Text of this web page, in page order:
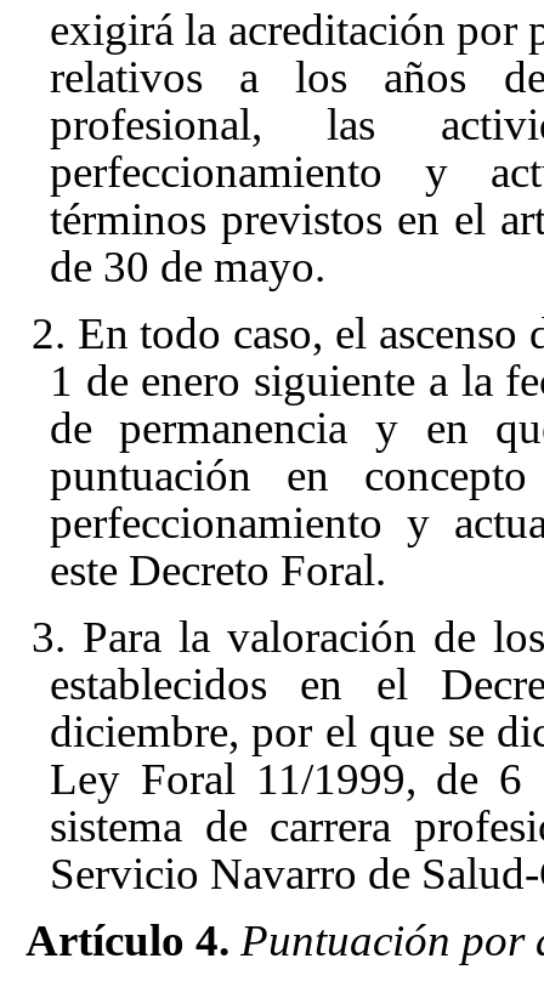
exigirá la acreditación por
relativos a los años
profesional, las
perfeccionamiento y
términos previstos en el
de 30 de mayo.
2. En todo caso, el ascenso
1 de enero siguiente a la
de permanencia y en
puntuación en
perfeccionamiento y
este Decreto Foral.
3. Para la valoración de
establecidos en el
diciembre, por el que se
Ley Foral 11/1999, de
sistema de carrera
Servicio Navarro de
Artículo 4. Puntuación por